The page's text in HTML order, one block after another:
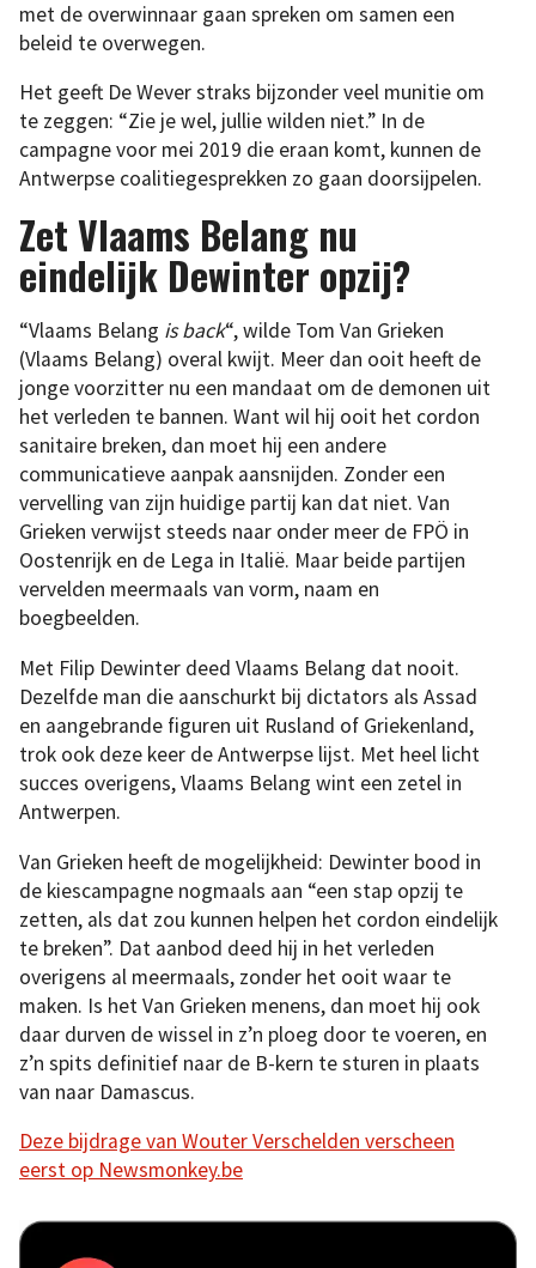
met de overwinnaar gaan spreken om samen een
beleid te overwegen.
Het geeft De Wever straks bijzonder veel munitie om
te zeggen: “Zie je wel, jullie wilden niet.” In de
campagne voor mei 2019 die eraan komt, kunnen de
Antwerpse coalitiegesprekken zo gaan doorsijpelen.
Zet Vlaams Belang nu
eindelijk Dewinter opzij?
“Vlaams Belang is back“, wilde Tom Van Grieken
(Vlaams Belang) overal kwijt. Meer dan ooit heeft de
jonge voorzitter nu een mandaat om de demonen uit
het verleden te bannen. Want wil hij ooit het cordon
sanitaire breken, dan moet hij een andere
communicatieve aanpak aansnijden. Zonder een
vervelling van zijn huidige partij kan dat niet. Van
Grieken verwijst steeds naar onder meer de FPÖ in
Oostenrijk en de Lega in Italië. Maar beide partijen
vervelden meermaals van vorm, naam en
boegbeelden.
Met Filip Dewinter deed Vlaams Belang dat nooit.
Dezelfde man die aanschurkt bij dictators als Assad
en aangebrande figuren uit Rusland of Griekenland,
trok ook deze keer de Antwerpse lijst. Met heel licht
succes overigens, Vlaams Belang wint een zetel in
Antwerpen.
Van Grieken heeft de mogelijkheid: Dewinter bood in
de kiescampagne nogmaals aan “een stap opzij te
zetten, als dat zou kunnen helpen het cordon eindelijk
te breken”. Dat aanbod deed hij in het verleden
overigens al meermaals, zonder het ooit waar te
maken. Is het Van Grieken menens, dan moet hij ook
daar durven de wissel in z’n ploeg door te voeren, en
z’n spits definitief naar de B-kern te sturen in plaats
van naar Damascus.
Deze bijdrage van Wouter Verschelden verscheen
eerst op Newsmonkey.be